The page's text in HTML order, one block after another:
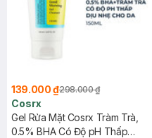
139.000 ₫298.000 ₫
Cosrx
Gel Rửa Mặt Cosrx Tràm Trà,
0.5% BHA Có Độ pH Thấp